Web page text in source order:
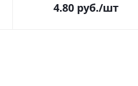
4.80руб./шт